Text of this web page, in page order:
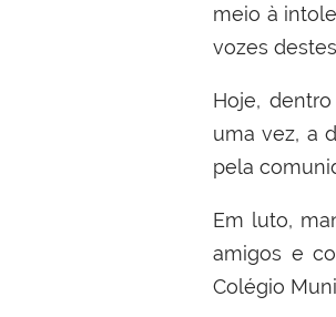
meio à
vozes
Hoje,
uma vez, a
pela
Em luto,
amigos e
Colégio